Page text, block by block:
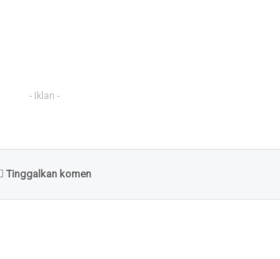
- Iklan -
Tinggalkan komen